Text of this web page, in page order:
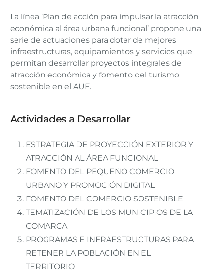
La línea ‘Plan de acción para impulsar la atracción
económica al área urbana funcional’ propone una
serie de actuaciones para dotar de mejores
infraestructuras, equipamientos y servicios que
permitan desarrollar proyectos integrales de
atracción económica y fomento del turismo
sostenible en el AUF.
Actividades a Desarrollar
ESTRATEGIA DE PROYECCIÓN EXTERIOR Y
ATRACCIÓN AL ÁREA FUNCIONAL
FOMENTO DEL PEQUEÑO COMERCIO
URBANO Y PROMOCIÓN DIGITAL
FOMENTO DEL COMERCIO SOSTENIBLE
TEMATIZACIÓN DE LOS MUNICIPIOS DE LA
COMARCA
PROGRAMAS E INFRAESTRUCTURAS PARA
RETENER LA POBLACIÓN EN EL
TERRITORIO